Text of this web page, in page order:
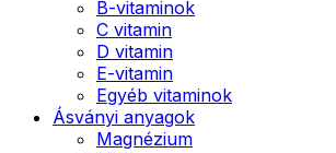
B-vitaminok
C vitamin
D vitamin
E-vitamin
Egyéb vitaminok
Ásványi anyagok
Magnézium